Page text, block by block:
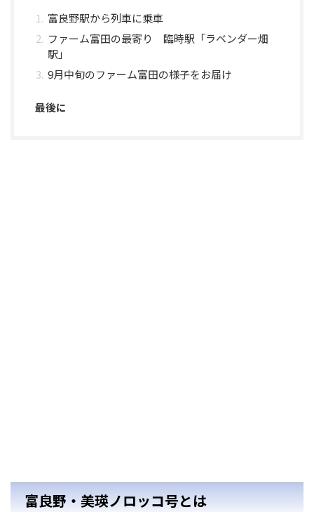
富良野駅から列車に乗車
ファーム富田の最寄り 臨時駅「ラベンダー畑
駅」
9月中旬のファーム富田の様子をお届け
最後に
富良野・美瑛ノロッコ号とは